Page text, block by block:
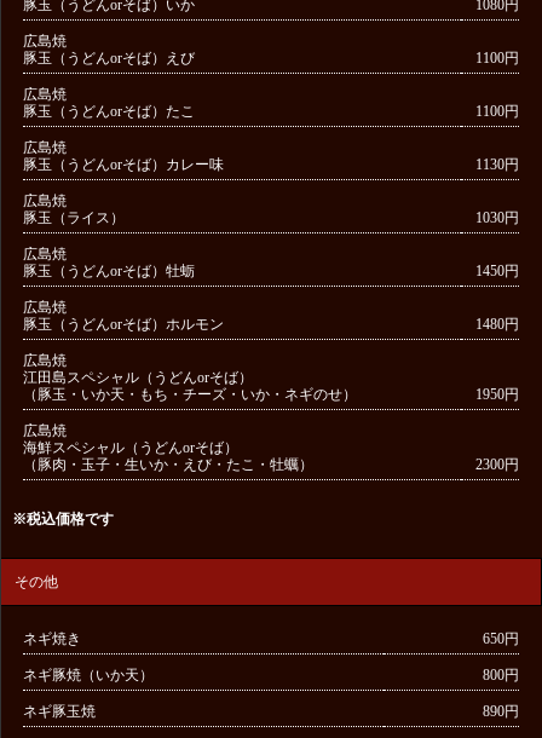
豚玉（うどんorそば）いか
1080円
広島焼
豚玉（うどんorそば）えび
1100円
広島焼
豚玉（うどんorそば）たこ
1100円
広島焼
豚玉（うどんorそば）カレー味
1130円
広島焼
豚玉（ライス）
1030円
広島焼
豚玉（うどんorそば）牡蛎
1450円
広島焼
豚玉（うどんorそば）ホルモン
1480円
広島焼
江田島スペシャル（うどんorそば）
（豚玉・いか天・もち・チーズ・いか・ネギのせ）
1950円
広島焼
海鮮スペシャル（うどんorそば）
（豚肉・玉子・生いか・えび・たこ・牡蠣）
2300円
※税込価格です
その他
ネギ焼き 650円
ネギ豚焼（いか天） 800円
ネギ豚玉焼 890円